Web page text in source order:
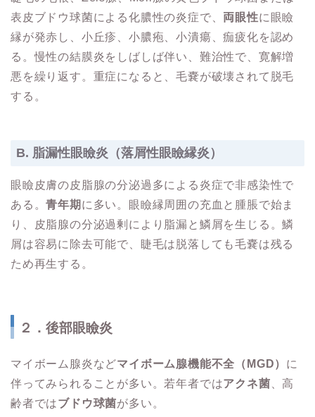
表皮ブドウ球菌による化膿性の炎症で、 両眼性に眼瞼
縁が発赤し、小丘疹、小膿疱、小潰瘍、痂疲化を認め
る。慢性の結膜炎をしばしば伴い、難治性で、寛解増
悪を繰り返す。重症になると、毛嚢が破壊されて脱毛
する。
B. 脂漏性眼瞼炎（落屑性眼瞼縁炎）
眼瞼皮膚の皮脂腺の分泌過多による炎症で非感染性で
ある。青年期 に多い。眼瞼縁周囲の充血と腫脹で始ま
り、皮脂腺の分泌過剰により脂漏と鱗屑を生じる。鱗
屑は容易に除去可能で、睫毛は脱落しても毛嚢は残る
ため再生する。
２．後部眼瞼炎
マイボーム腺炎などマイボーム腺機能不全（MGD） に
伴ってみられることが多い。若年者ではアクネ菌 、高
齢者ではブドウ球菌が多い。